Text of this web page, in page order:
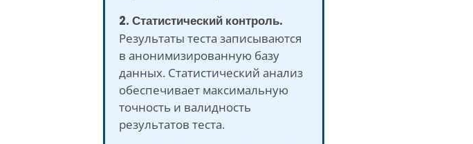
2. Статистический контроль.
Результаты теста записываются
в анонимизированную базу
данных. Статистический анализ
обеспечивает максимальную
точность и валидность
результатов теста.